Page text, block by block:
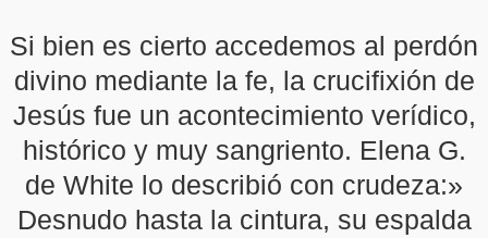
Si bien es cierto accedemos al perdón
divino mediante la fe, la crucifixión de
Jesús fue un acontecimiento verídico,
histórico y muy sangriento. Elena G.
de White lo describió con crudeza:»
Desnudo hasta la cintura, su espalda